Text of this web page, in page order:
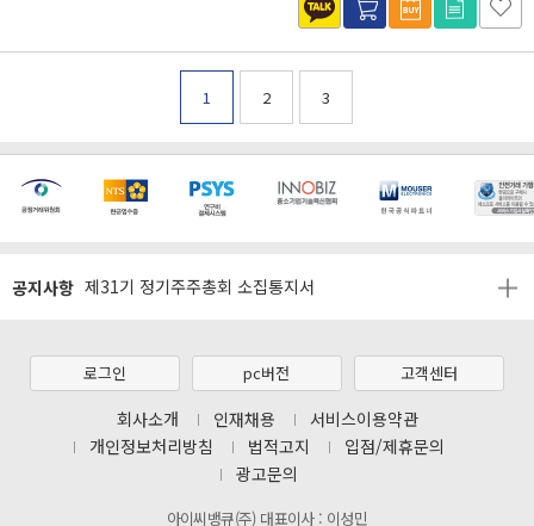
1 2 3
공지사항
[마일리지 적립 및 사용 정책 개편 안내]
제31기 정기주주총회 소집통지서
[2026년 8월 신용카드 무이자 행사 안내]
제31기 정기주주총회 소집통지서
[마일리지 적립 및 사용 정책 개편 안내]
로그인 pc버전 고객센터
회사소개 인재채용
서비스이용약관
개인정보처리방침
법적고지
입점/제휴문의
광고문의
아이씨뱅큐(주) 대표이사 : 이성민